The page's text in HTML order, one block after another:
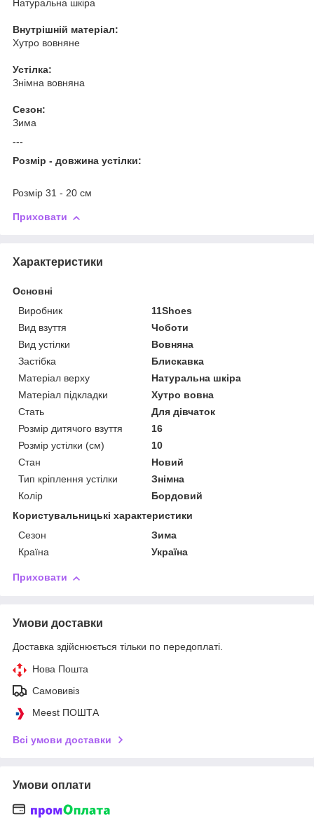
Натуральна шкіра
Внутрішній матеріал:
Хутро вовняне
Устілка:
Знімна вовняна
Сезон:
Зима
---
Розмір - довжина устілки:
Розмір 31 - 20 см
Приховати
Характеристики
Основні
Виробник
11Shoes
Вид взуття
Чоботи
Вид устілки
Вовняна
Застібка
Блискавка
Матеріал верху
Натуральна шкіра
Матеріал підкладки
Хутро вовна
Стать
Для дівчаток
Розмір дитячого взуття
16
Розмір устілки (см)
10
Стан
Новий
Тип кріплення устілки
Знімна
Колір
Бордовий
Користувальницькі характеристики
Сезон
Зима
Країна
Україна
Приховати
Умови доставки
Доставка здійснюється тільки по передоплаті.
Нова Пошта
Самовивіз
Meest ПОШТА
Всі умови доставки
Умови оплати